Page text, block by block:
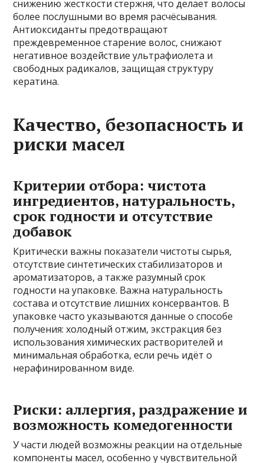
снижению жесткости стержня, что делает волосы
более послушными во время расчёсывания.
Антиоксиданты предотвращают
преждевременное старение волос, снижают
негативное воздействие ультрафиолета и
свободных радикалов, защищая структуру
кератина.
Качество, безопасность и
риски масел
Критерии отбора: чистота
ингредиентов, натуральность,
срок годности и отсутствие
добавок
Критически важны показатели чистоты сырья,
отсутствие синтетических стабилизаторов и
ароматизаторов, а также разумный срок
годности на упаковке. Важна натуральность
состава и отсутствие лишних консервантов. В
упаковке часто указываются данные о способе
получения: холодный отжим, экстракция без
использования химических растворителей и
минимальная обработка, если речь идёт о
нерафинированном виде.
Риски: аллергия, раздражение и
возможность комедогенности
У части людей возможны реакции на отдельные
компоненты масел, особенно у чувствительной